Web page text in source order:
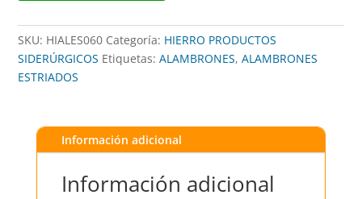
SKU: HIALES060 Categoría: HIERRO PRODUCTOS
SIDERÚRGICOS Etiquetas:ALAMBRONES,ALAMBRONES
ESTRIADOS
Información adicional
Información adicional